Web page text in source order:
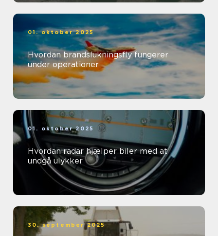
01. oktober 2025
Hvordan brandslukningsfly fungerer
under operationer
01. oktober 2025
Hvordan radar hjælper biler med at
undgå ulykker
30. september 2025